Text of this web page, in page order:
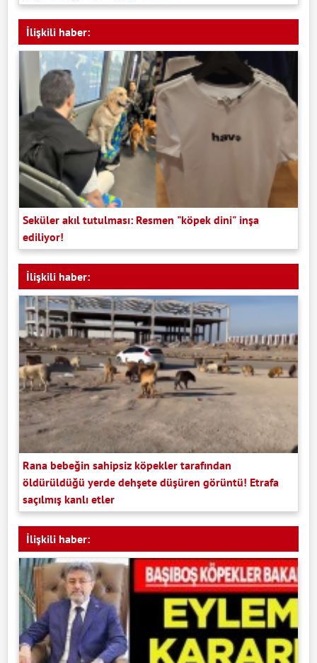
İlişkili haber:
Seküler akıl tutulması: Resmen "köpek dini" inşa
ediliyor!
İlişkili haber:
Rana bebeğin sahipsiz köpekler tarafından
öldürüldüğü yerde dehşete düşüren görüntü! Etrafa
saçılmış kanlı etler
İlişkili haber: